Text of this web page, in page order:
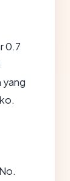
0.7